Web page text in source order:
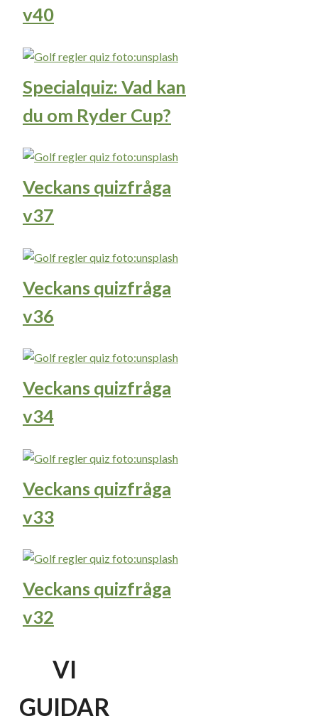
v40
Specialquiz: Vad kan
du om Ryder Cup?
Veckans quizfråga
v37
Veckans quizfråga
v36
Veckans quizfråga
v34
Veckans quizfråga
v33
Veckans quizfråga
v32
VI
GUIDAR